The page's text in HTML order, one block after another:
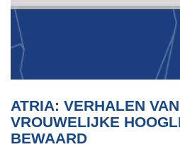
ATRIA: VERHALEN VAN
VROUWELIJKE
BEWAARD